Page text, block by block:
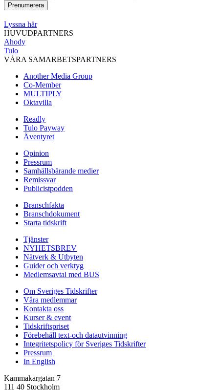
Lyssna här
HUVUDPARTNERS
Ahody
Tulo
VÅRA SAMARBETSPARTNERS
Another Media Group
Co-Member
MULTIPLY
Oktavilla
Readly
Tulo Payway
Äventyret
Opinion
Pressrum
Samhällsbärande medier
Remissvar
Publicistpodden
Branschfakta
Branschdokument
Starta tidskrift
Tjänster
NYHETSBREV
Nätverk & Utbyten
Guider och verktyg
Medlemsavtal med BUS
Om Sveriges Tidskrifter
Våra medlemmar
Kontakta oss
Kurser & event
Tidskriftspriset
Förebehåll text-och datautvinning
Integritetspolicy för Sveriges Tidskrifter
Pressrum
In English
Kammakargatan 7
111 40 Stockholm